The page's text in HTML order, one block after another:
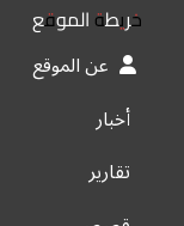
خريطة الموقع
عن الموقع
أخبار
تقارير